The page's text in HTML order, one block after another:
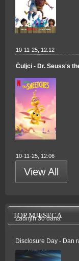
10-11-25, 12:12
Čuljci - Dr. Seuss's
10-11-25, 12:06
View All
TOP MJESECA
Zadnjih 30 dana
Disclosure Day - Dan